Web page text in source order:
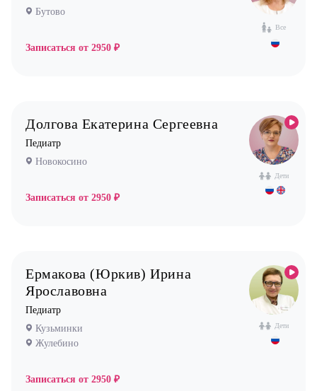
Физиотерапевт
Все
Бутово
Записаться от 2950 ₽
Дети
Долгова Екатерина Сергеевна
Педиатр
Новокосино
Записаться от 2950 ₽
Дети
Ермакова (Юркив) Ирина
Ярославовна
Педиатр
Кузьминки
Жулебино
Записаться от 2950 ₽